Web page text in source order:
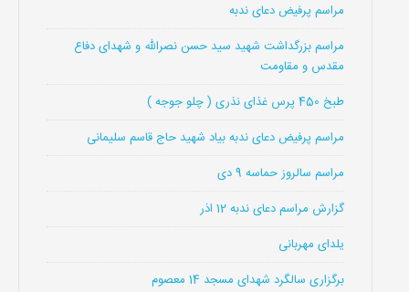
مراسم پرفیض دعای ندبه
مراسم بزرگداشت شهید سید حسن نصرالله و شهدای دفاع
مقدس و مقاومت
طبخ 450 پرس غذای نذری ( چلو جوجه )
مراسم پرفیض دعای ندبه بیاد شهید حاج قاسم سلیمانی
مراسم سالروز حماسه 9 دی
گزارش مراسم دعای ندبه 12 اذر
یلدای مهربانی
برگزاری سالگرد شهدای مسجد 14 معصوم